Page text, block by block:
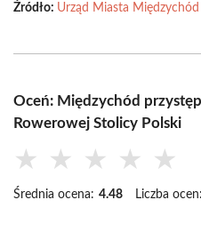
Źródło: Urząd Miasta Międzychód
Oceń: Międzychód
Rowerowej Stolicy Polski
★ ★ ★ ★ ★
Średnia ocena: 4.48 Liczba ocen: